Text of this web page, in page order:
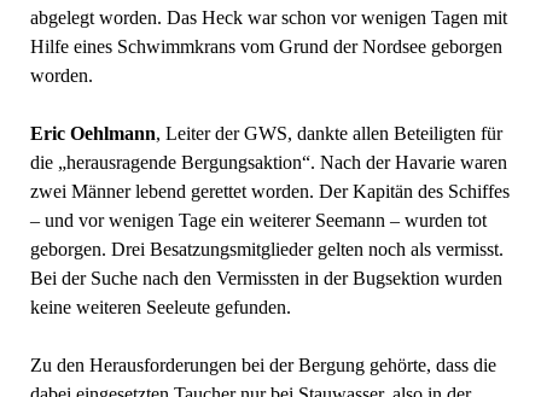
abgelegt worden. Das Heck war schon vor wenigen Tagen mit
Hilfe eines Schwimmkrans vom Grund der Nordsee geborgen
worden.
Eric Oehlmann, Leiter der GWS, dankte allen Beteiligten für
die „herausragende Bergungsaktion“. Nach der Havarie waren
zwei Männer lebend gerettet worden. Der Kapitän des Schiffes
– und vor wenigen Tage ein weiterer Seemann – wurden tot
geborgen. Drei Besatzungsmitglieder gelten noch als vermisst.
Bei der Suche nach den Vermissten in der Bugsektion wurden
keine weiteren Seeleute gefunden.
Zu den Herausforderungen bei der Bergung gehörte, dass die